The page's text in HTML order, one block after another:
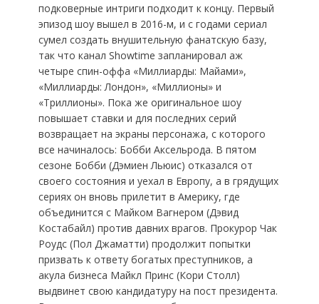
подковерные интриги подходит к концу. Первый
эпизод шоу вышел в 2016-м, и с годами сериал
сумел создать внушительную фанатскую базу,
так что канал Showtime запланировал аж
четыре спин-оффа «Миллиарды: Майами»,
«Миллиарды: Лондон», «Миллионы» и
«Триллионы». Пока же оригинальное шоу
повышает ставки и для последних серий
возвращает на экраны персонажа, с которого
все начиналось: Бобби Аксельрода. В пятом
сезоне Бобби (Дэмиен Льюис) отказался от
своего состояния и уехал в Европу, а в грядущих
сериях он вновь прилетит в Америку, где
объединится с Майком Вагнером (Дэвид
Костабайл) против давних врагов. Прокурор Чак
Роудс (Пол Джаматти) продолжит попытки
призвать к ответу богатых преступников, а
акула бизнеса Майкл Принс (Кори Столл)
выдвинет свою кандидатуру на пост президента.